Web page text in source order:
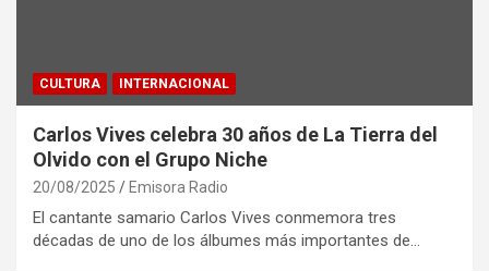
CULTURA INTERNACIONAL
Carlos Vives celebra 30 años de La Tierra del
Olvido con el Grupo Niche
20/08/2025 Emisora Radio
El cantante samario Carlos Vives conmemora tres
décadas de uno de los álbumes más importantes de…